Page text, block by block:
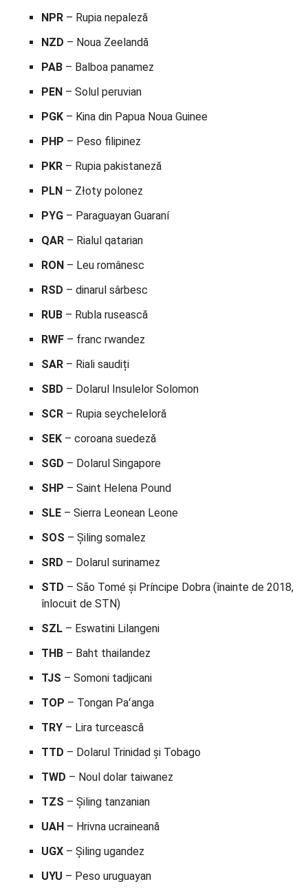
NPR – Rupia nepaleză
NZD – Noua Zeelandă
PAB – Balboa panamez
PEN – Solul peruvian
PGK – Kina din Papua Noua Guinee
PHP – Peso filipinez
PKR – Rupia pakistaneză
PLN – Złoty polonez
PYG – Paraguayan Guaraní
QAR – Rialul qatarian
RON – Leu românesc
RSD – dinarul sârbesc
RUB – Rubla rusească
RWF – franc rwandez
SAR – Riali saudiți
SBD – Dolarul Insulelor Solomon
SCR – Rupia seycheleloră
SEK – coroana suedeză
SGD – Dolarul Singapore
SHP – Saint Helena Pound
SLE – Sierra Leonean Leone
SOS – Șiling somalez
SRD – Dolarul surinamez
STD – São Tomé și Príncipe Dobra (înainte de 2018,
înlocuit de STN)
SZL – Eswatini Lilangeni
THB – Baht thailandez
TJS – Somoni tadjicani
TOP – Tongan Paʻanga
TRY – Lira turcească
TTD – Dolarul Trinidad și Tobago
TWD – Noul dolar taiwanez
TZS – Șiling tanzanian
UAH – Hrivna ucraineană
UGX – Șiling ugandez
UYU – Peso uruguayan